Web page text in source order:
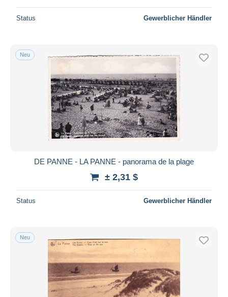
Status Gewerblicher Händler
Neu
DE PANNE - LA PANNE - panorama de la plage
± 2,31 $
Status Gewerblicher Händler
Neu